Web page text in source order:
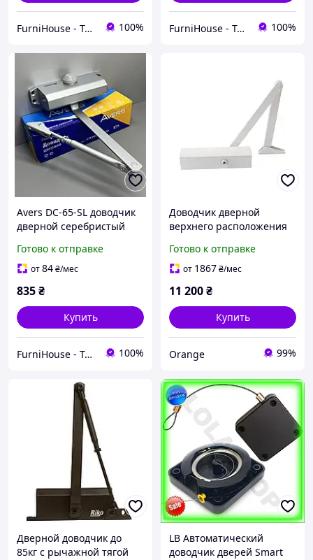
FurniHouse - Товары для дома и сада 100% FurniHouse - Товары для дома и сада 100%
Avers DC-65-SL доводчик
дверной серебристый
межкомнатных дверей до
65 кг коленчатая тяга
Готово к отправке
от84₴/мес
835₴
Купить
FurniHouse - Товары для дома и сада 100%
Доводчик дверной
верхнего расположения
TS 4000 с локтевой тягой
до 160 кг белый
Готово к отправке
от 1867₴/мес
11 200₴
Купить
Orange 99%
Дверной доводчик до
85кг с рычажной тягой
LB Автоматический
доводчик дверей Smart